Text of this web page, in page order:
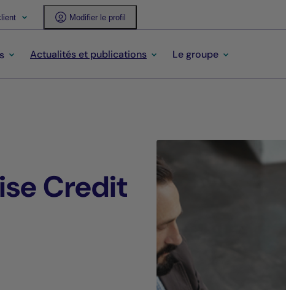
Modifier le profil
Actualités et publications Le groupe
Credit